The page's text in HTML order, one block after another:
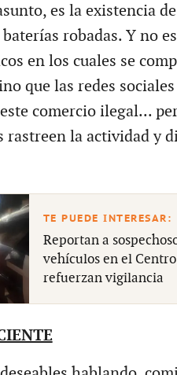
es la existencia
robadas. Y no
en los cuales se
que las redes
comercio ilegal...
rastreen la actividad y
Reportan a
vehículos en el
refuerzan vigilancia